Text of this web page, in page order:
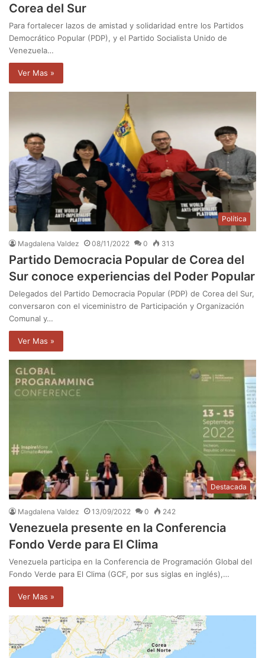
Corea del Sur
Para fortalecer lazos de amistad y solidaridad entre los Partidos
Democrático Popular (PDP), y el Partido Socialista Unido de
Venezuela…
Ver Mas »
Política
Magdalena Valdez 08/11/2022 0 313
Partido Democracia Popular de Corea del
Sur conoce experiencias del Poder Popular
Delegados del Partido Democracia Popular (PDP) de Corea del Sur,
conversaron con el viceministro de Participación y Organización
Comunal y…
Ver Mas »
Destacada
Magdalena Valdez 13/09/2022 0 242
Venezuela presente en la Conferencia
Fondo Verde para El Clima
Venezuela participa en la Conferencia de Programación Global del
Fondo Verde para El Clima (GCF, por sus siglas en inglés),…
Ver Mas »